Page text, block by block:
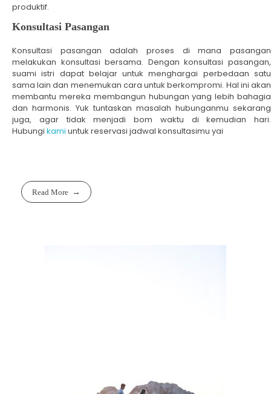
produktif.
Konsultasi Pasangan
Konsultasi pasangan adalah proses di mana pasangan
melakukan konsultasi bersama. Dengan konsultasi pasangan,
suami istri dapat belajar untuk menghargai perbedaan satu
sama lain dan menemukan cara untuk berkompromi. Hal ini akan
membantu mereka membangun hubungan yang lebih bahagia
dan harmonis. Yuk tuntaskan masalah hubunganmu sekarang
juga, agar tidak menjadi bom waktu di kemudian hari.
Hubungi kami untuk reservasi jadwal konsultasimu yai
Read More